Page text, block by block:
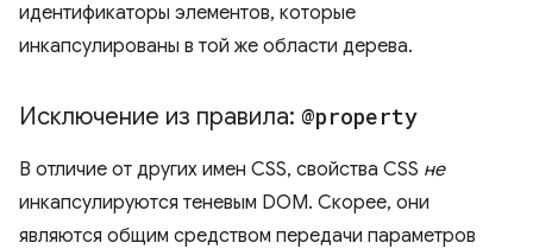
идентификаторы элементов, которые
инкапсулированы в той же области дерева.
Исключение из правила: @property
В отличие от других имен CSS, свойства CSS не
инкапсулируются теневым DOM. Скорее, они
являются общим средством передачи параметров